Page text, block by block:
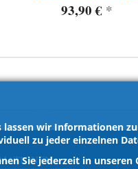
lassen wir Informationen
zu jeder einzelnen
Sie jederzeit in unseren
93,90 € *